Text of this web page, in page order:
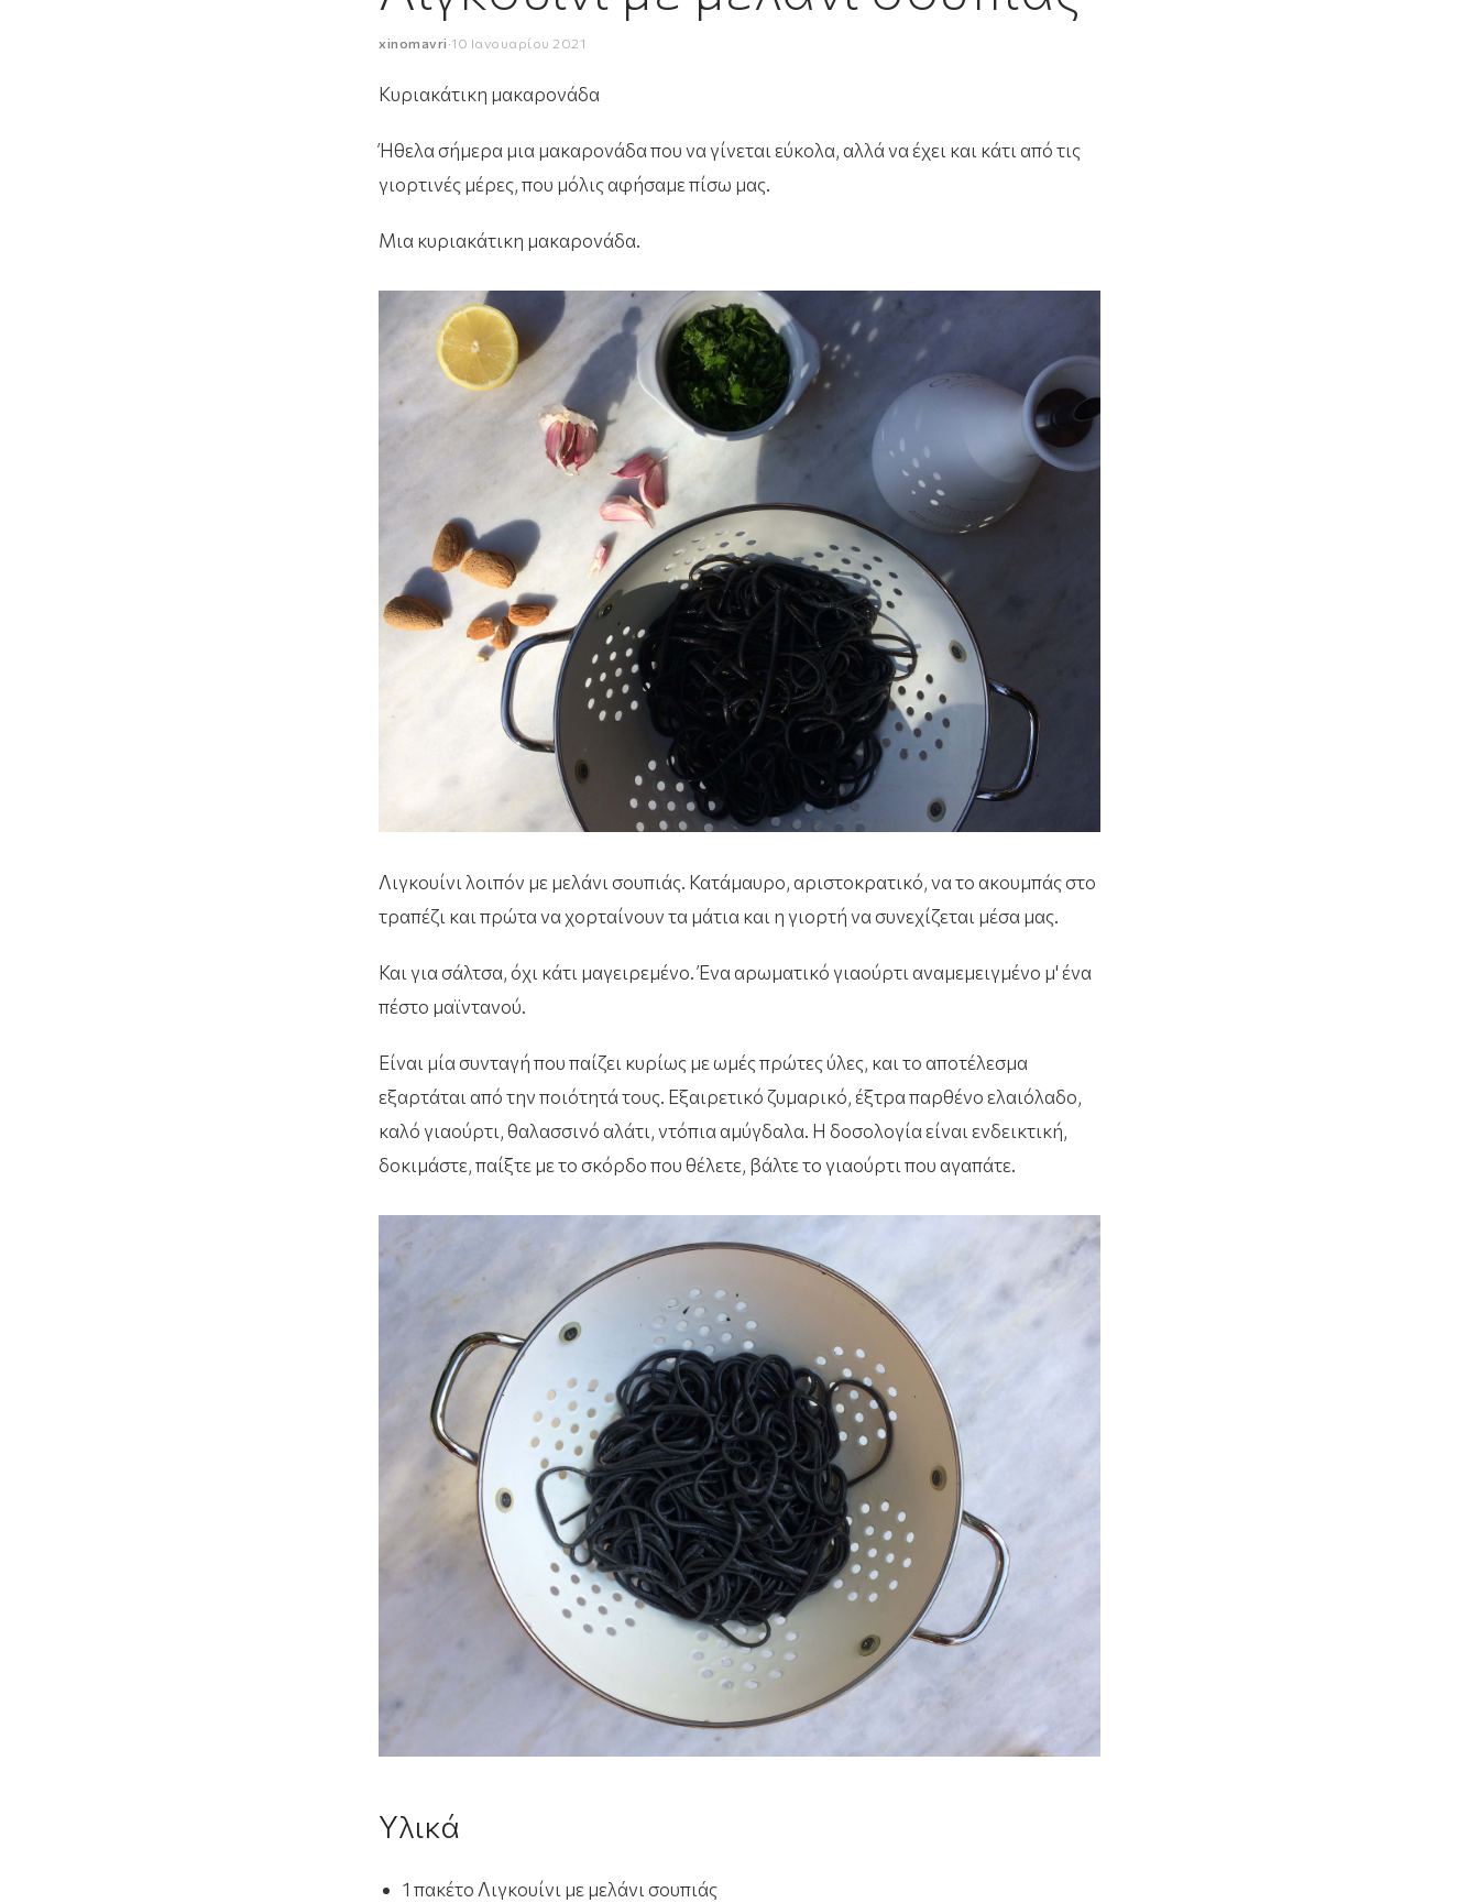
xinomavri·10 Ιανουαρίου 2021
Κυριακάτικη μακαρονάδα
Ήθελα σήμερα μια μακαρονάδα που να γίνεται εύκολα, αλλά να έχει και κάτι από τις
γιορτινές μέρες, που μόλις αφήσαμε πίσω μας.
Μια κυριακάτικη μακαρονάδα.
Λιγκουίνι λοιπόν με μελάνι σουπιάς. Κατάμαυρο, αριστοκρατικό, να το ακουμπάς στο
τραπέζι και πρώτα να χορταίνουν τα μάτια και η γιορτή να συνεχίζεται μέσα μας.
Και για σάλτσα, όχι κάτι μαγειρεμένο. Ένα αρωματικό γιαούρτι αναμεμειγμένο μ' ένα
πέστο μαϊντανού.
Είναι μία συνταγή που παίζει κυρίως με ωμές πρώτες ύλες, και το αποτέλεσμα
εξαρτάται από την ποιότητά τους. Εξαιρετικό ζυμαρικό, έξτρα παρθένο ελαιόλαδο,
καλό γιαούρτι, θαλασσινό αλάτι, ντόπια αμύγδαλα. Η δοσολογία είναι ενδεικτική,
δοκιμάστε, παίξτε με το σκόρδο που θέλετε, βάλτε το γιαούρτι που αγαπάτε.
Υλικά
1 πακέτο Λιγκουίνι με μελάνι σουπιάς